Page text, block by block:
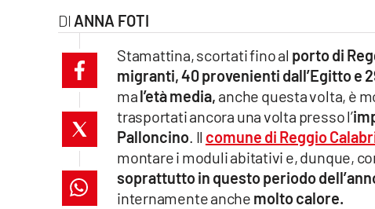
cosenzachannel.it
catanzarochannel.it
ANNA FOTI
Stamattina, scortati fino al porto di
migranti, 40 provenienti dall’Egitto e
mal’età media, anche questa volta, è
trasportati ancora una volta presso l’
Palloncino. Il comune di Reggio
montare i moduli abitativi e, dunque,
soprattutto in questo periodo
internamente anche molto calore.